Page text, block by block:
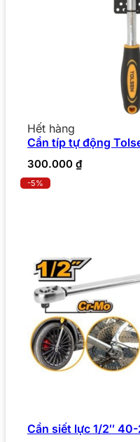
Hết hàng
Cần típ tự động
300.000 ₫
-5%
Cần siết lực 1/2″